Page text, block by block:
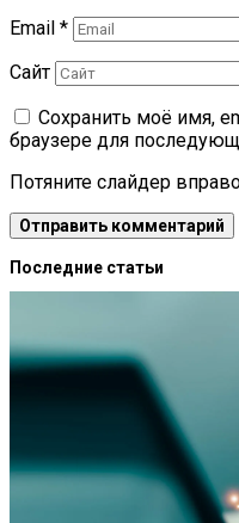
Email *
Сайт
Сохранить моё имя,
браузере для
Потяните слайдер
Последние статьи